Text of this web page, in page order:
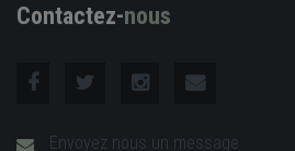
Contactez-nous
Envoyez nous un message